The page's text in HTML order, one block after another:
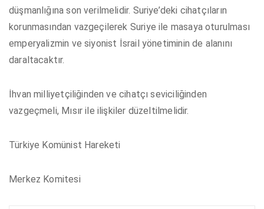
düşmanlığına son verilmelidir. Suriye’deki cihatçıların
korunmasından vazgeçilerek Suriye ile masaya oturulması
emperyalizmin ve siyonist İsrail yönetiminin de alanını
daraltacaktır.
İhvan milliyetçiliğinden ve cihatçı seviciliğinden
vazgeçmeli, Mısır ile ilişkiler düzeltilmelidir.
Türkiye Komünist Hareketi
Merkez Komitesi